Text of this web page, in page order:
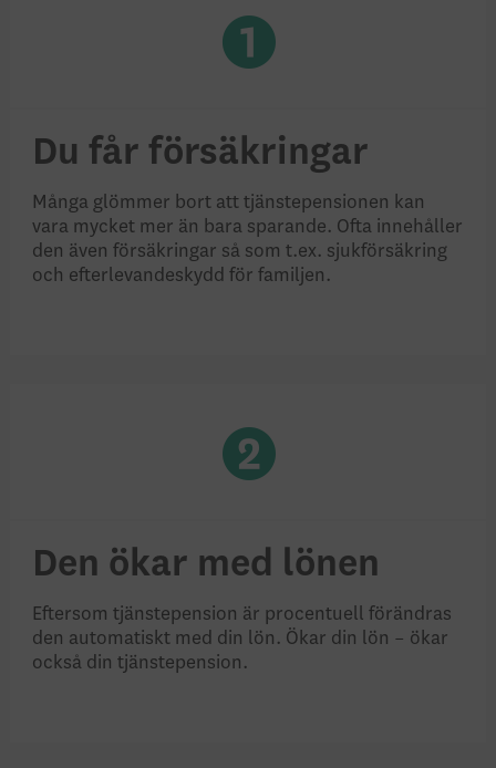
Du får försäkringar
Många glömmer bort att tjänstepensionen kan
vara mycket mer än bara sparande. Ofta innehåller
den även försäkringar så som t.ex. sjukförsäkring
och efterlevandeskydd för familjen.
Den ökar med lönen
Eftersom tjänstepension är procentuell förändras
den automatiskt med din lön. Ökar din lön – ökar
också din tjänstepension.